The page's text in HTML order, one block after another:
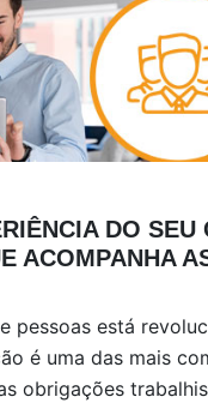
DO
ACOMPANHA
pessoas está
é uma das mais
obrigações